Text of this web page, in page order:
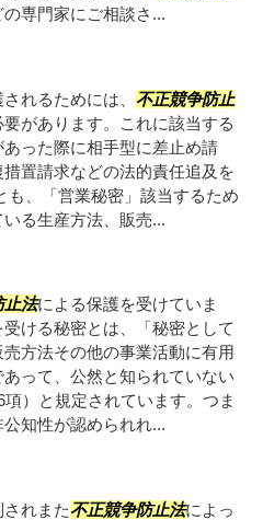
専門家にご相談さ...
れるためには、 不正競争防止
があります。これに該当する
った際に相手型に差止め請
置請求などの法的責任追及を
も、「営業秘密」該当するため
る生産方法、販売...
止法による保護を受けていま
ける秘密とは、「秘密として
方法その他の事業活動に有用
って、公然と知られていない
項）と規定されています。つま
知性が認められれ...
れまた不正競争防止法によっ